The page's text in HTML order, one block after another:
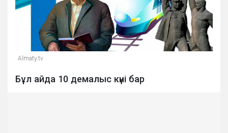
Almaty.tv
Бұл айда 10 демалыс күні бар